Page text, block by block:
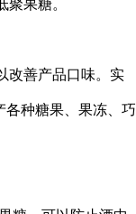
果糖。
改善产品口味。实
各种糖果、果冻、巧